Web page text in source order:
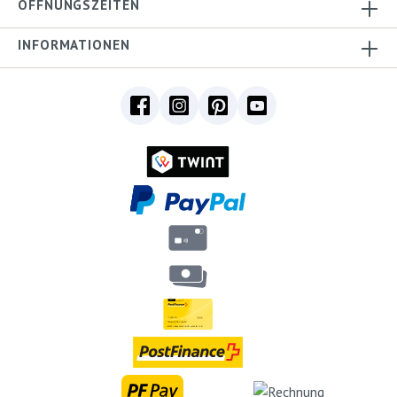
ÖFFNUNGSZEITEN
INFORMATIONEN